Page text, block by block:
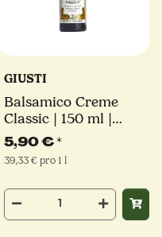
GIUSTI
Balsamico Creme
Classic | 150 ml |
Giuseppe Giusti
5,90 €*
39,33 € pro 1 l